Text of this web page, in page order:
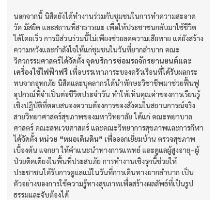
นอกจากนี้ นิสิตยังได้ทำงานร่วมกับชุมชนในการทำความสะอาด
วัด มัสยิด และสถานที่สาธารณะ เพื่อให้ประชาชนกลับมาใช้ชีวิต
ได้โดยเร็ว การมีส่วนร่วมนี้ไม่เพียงช่วยลดความเสียหาย แต่ยังสร้าง
ความหวังและกำลังใจให้แก่ชุมชนในวันที่ยากลำบาก คณะ
วิศวกรรมศาสตร์ได้จัดตั้ง จุดบริการซ่อมรถจักรยานยนต์และ
เครื่องใช้ไฟฟ้าฟรี เพื่อบรรเทาภาระของครัวเรือนที่ได้รับผลกระ
ทบจากอุทกภัย นิสิตและบุคลากรได้นำทักษะวิชาชีพมาช่วยฟื้นฟู
อุปกรณ์ที่จำเป็นต่อชีวิตประจำวัน ทำให้เห็นคุณค่าของการเรียนรู้
เชิงปฏิบัติที่ตอบสนองความต้องการของสังคมในสถานการณ์จริง
สายวิทยาศาสตร์สุขภาพของมหาวิทยาลัย ได้แก่ คณะพยาบาล
ศาสตร์ คณะสหเวชศาสตร์ และคณะวิทยาการสุขภาพและการกีฬา
ได้จัดตั้ง หน่วย “หมอเดินดิน” เพื่อออกเยี่ยมบ้าน ตรวจสุขภาพ
เบื้องต้น แจกยา ให้คำแนะนำทางการแพทย์ และดูแลผู้สูงอายุ–ผู้
ป่วยติดเตียงในพื้นที่ประสบภัย การทำงานเชิงรุกนี้ช่วยให้
ประชาชนได้รับการดูแลแม้ในวันที่การเดินทางยากลำบาก เป็น
ตัวอย่างของการใช้ความรู้ทางสุขภาพเพื่อสร้างผลลัพธ์ที่เป็นรูป
ธรรมและจับต้องได้